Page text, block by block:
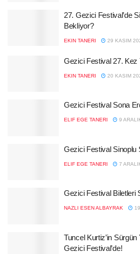
27. Gezici Festival’de
Bekliyor?
EKIN TANERI 29 KASIM
Gezici Festival 27. Kez
EKIN TANERI 20 KASIM
Gezici Festival Sona
ELIF EGE TANERI 9
Gezici Festival Sinoplu
ELIF EGE TANERI 7
Gezici Festival Biletleri
NAZLI ESEN ALBAYRAK
Tuncel Kurtiz’in Sürgün
Gezici Festival’de!